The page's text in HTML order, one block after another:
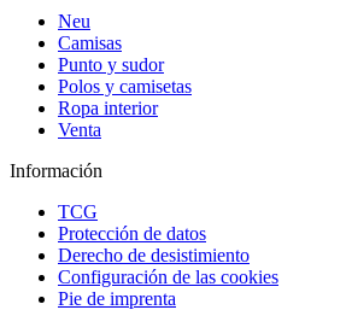
Neu
Camisas
Punto y sudor
Polos y camisetas
Ropa interior
Venta
Información
TCG
Protección de datos
Derecho de desistimiento
Configuración de las cookies
Pie de imprenta